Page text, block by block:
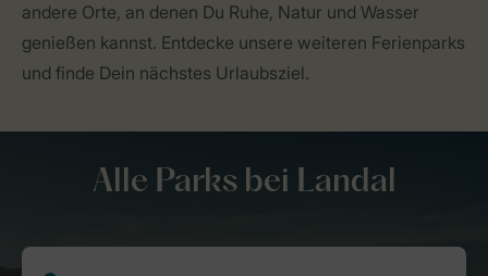
andere Orte, an denen Du Ruhe, Natur und Wasser
genießen kannst. Entdecke unsere weiteren Ferienparks
und finde Dein nächstes Urlaubsziel.
Alle Parks bei Landal